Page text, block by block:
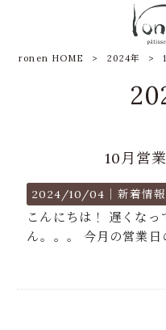
ronen HOME > 2024年 >
10月営
2024/10/04｜ 新着情報
こんにちは！ 遅くな
ん。。。 今月の営業